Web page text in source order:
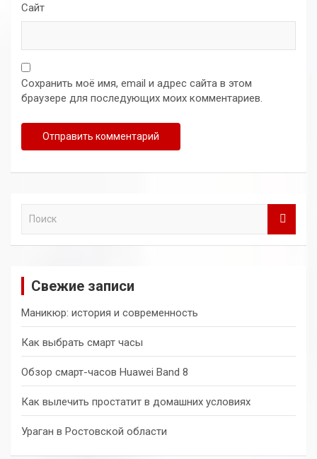
Сайт
Сохранить моё имя, email и адрес сайта в этом
браузере для последующих моих комментариев.
Свежие записи
Маникюр: история и современность
Как выбрать смарт часы
Обзор смарт-часов Huawei Band 8
Как вылечить простатит в домашних условиях
Ураган в Ростовской области